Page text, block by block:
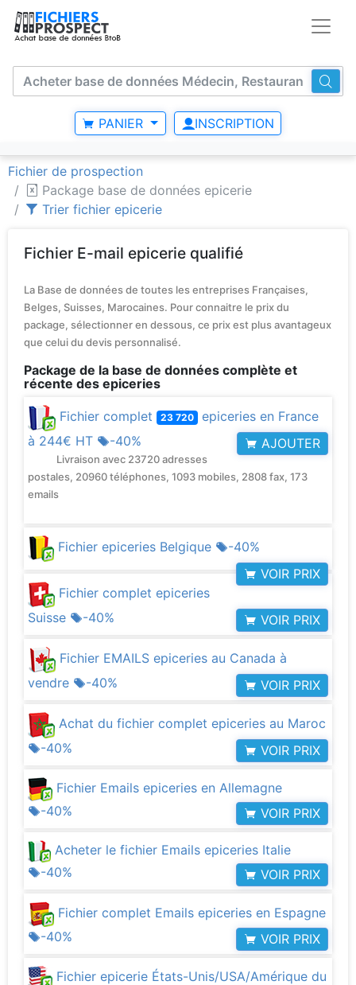
PANIER INSCRIPTION
Fichier de prospection
Package base de données epicerie
Trier fichier epicerie
Fichier E-mail epicerie qualifié
La Base de données de toutes les entreprises Françaises,
Belges, Suisses, Marocaines. Pour connaitre le prix du
package, sélectionner en dessous, ce prix est plus avantageux
que celui du devis personnalisé.
Package de la base de données complète et
récente des epiceries
Fichier complet 23 720 epiceries en France
à 244€ HT -40% AJOUTER
Livraison avec 23720 adresses
postales, 20960 téléphones, 1093 mobiles, 2808 fax, 173
emails
Fichier epiceries Belgique
-40%
VOIR PRIX
Fichier complet epiceries
Suisse
-40% VOIR PRIX
Fichier EMAILS epiceries au Canada à
vendre
-40% VOIR PRIX
Achat du fichier complet epiceries au Maroc
-40%
VOIR PRIX
Fichier Emails epiceries en Allemagne
-40%
VOIR PRIX
Acheter le fichier Emails epiceries Italie
-40%
VOIR PRIX
Fichier complet Emails epiceries en Espagne
-40%
VOIR PRIX
Fichier epicerie États-Unis/USA/Amérique du